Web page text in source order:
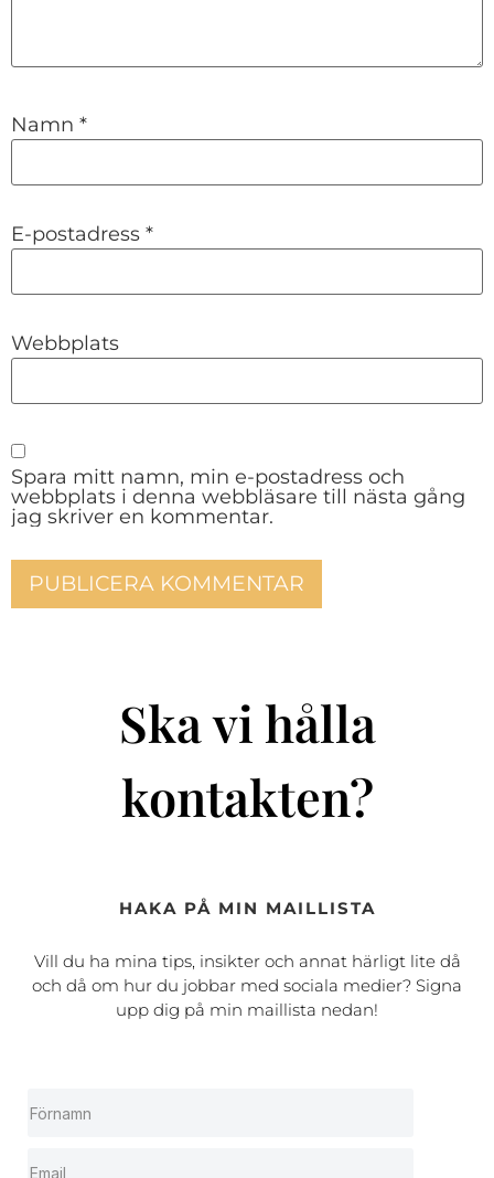
Namn *
E-postadress *
Webbplats
Spara mitt namn, min e-postadress och
webbplats i denna webbläsare till nästa gång
jag skriver en kommentar.
Ska vi hålla
kontakten?
HAKA PÅ MIN MAILLISTA
Vill du ha mina tips, insikter och annat härligt lite då
och då om hur du jobbar med sociala medier? Signa
upp dig på min maillista nedan!